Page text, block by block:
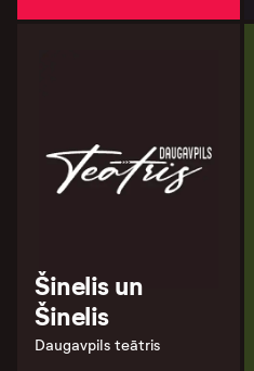
Šinelis un
Šinelis
Daugavpils teātris